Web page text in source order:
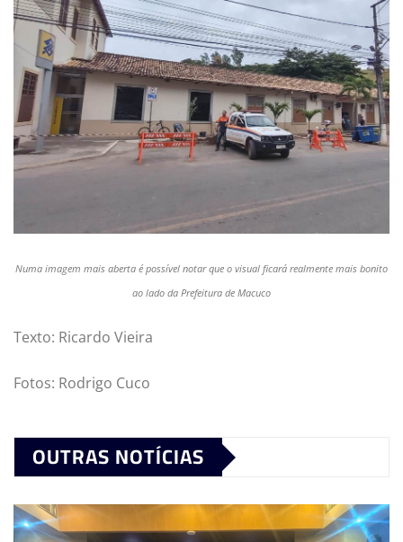
Numa imagem mais aberta é possível notar que o visual ficará realmente mais bonito
ao lado da Prefeitura de Macuco
Texto: Ricardo Vieira
Fotos: Rodrigo Cuco
OUTRAS NOTÍCIAS